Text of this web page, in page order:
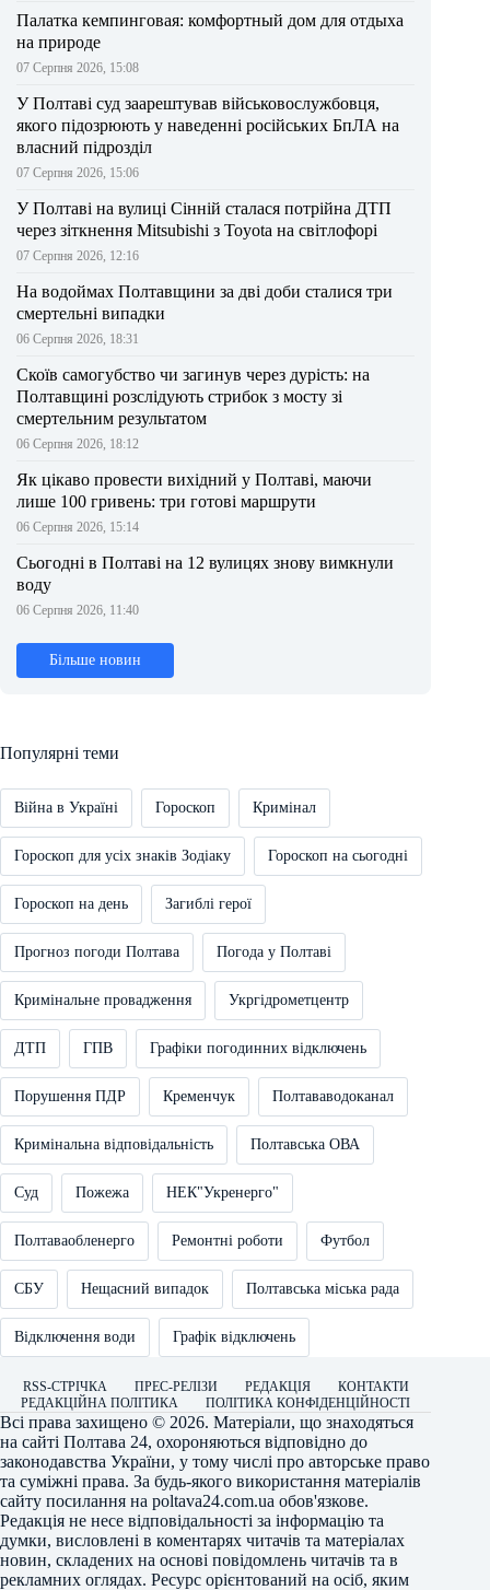
Палатка кемпинговая: комфортный дом для отдыха
на природе
07 Серпня 2026, 15:08
У Полтаві суд заарештував військовослужбовця,
якого підозрюють у наведенні російських БпЛА на
власний підрозділ
07 Серпня 2026, 15:06
У Полтаві на вулиці Сінній сталася потрійна ДТП
через зіткнення Mitsubishi з Toyota на світлофорі
07 Серпня 2026, 12:16
На водоймах Полтавщини за дві доби сталися три
смертельні випадки
06 Серпня 2026, 18:31
Скоїв самогубство чи загинув через дурість: на
Полтавщині розслідують стрибок з мосту зі
смертельним результатом
06 Серпня 2026, 18:12
Як цікаво провести вихідний у Полтаві, маючи
лише 100 гривень: три готові маршрути
06 Серпня 2026, 15:14
Сьогодні в Полтаві на 12 вулицях знову вимкнули
воду
06 Серпня 2026, 11:40
Більше новин
Популярні теми
Війна в Україні Гороскоп Кримінал
Гороскоп для усіх знаків Зодіаку Гороскоп на сьогодні
Гороскоп на день Загиблі герої
Прогноз погоди Полтава Погода у Полтаві
Кримінальне провадження Укргідрометцентр
ДТП ГПВ Графіки погодинних відключень
Порушення ПДР Кременчук Полтававодоканал
Кримінальна відповідальність Полтавська ОВА
Суд Пожежа НЕК"Укренерго"
Полтаваобленерго Ремонтні роботи Футбол
СБУ Нещасний випадок Полтавська міська рада
Відключення води Графік відключень
RSS-СТРІЧКА ПРЕС-РЕЛІЗИ РЕДАКЦІЯ
КОНТАКТИ
РЕДАКЦІЙНА ПОЛІТИКА
ПОЛІТИКА КОНФІДЕНЦІЙНОСТІ
Всі права захищено © 2026. Матеріали, що знаходяться
на сайті Полтава 24, охороняються відповідно до
законодавства України, у тому числі про авторське право
та суміжні права. За будь-якого використання матеріалів
сайту посилання на poltava24.com.ua обов'язкове.
Редакція не несе відповідальності за інформацію та
думки, висловлені в коментарях читачів та матеріалах
новин, складених на основі повідомлень читачів та в
рекламних оглядах. Ресурс орієнтований на осіб, яким